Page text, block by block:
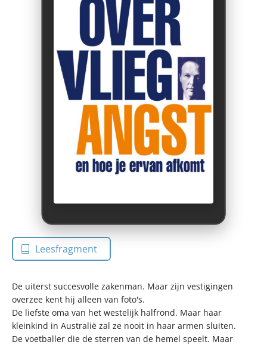
Leesfragment
De uiterst succesvolle zakenman. Maar zijn vestigingen
overzee kent hij alleen van foto's.
De liefste oma van het westelijk halfrond. Maar haar
kleinkind in Australië zal ze nooit in haar armen sluiten.
De voetballer die de sterren van de hemel speelt. Maar